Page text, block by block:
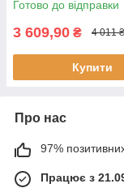
Готово до відправки
3 609,90 ₴ 4 011 ₴
Купити
Про нас
97% позитивних
Працює з